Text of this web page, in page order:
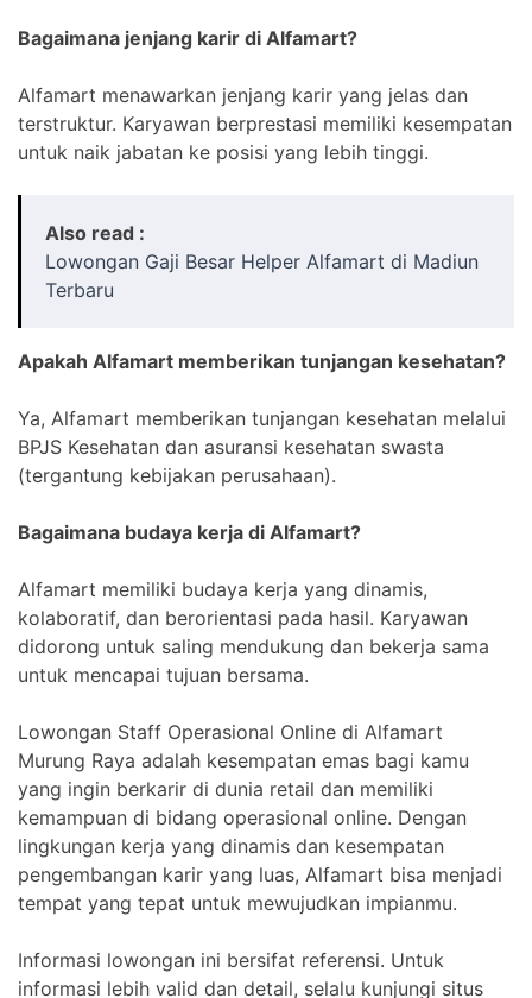
Bagaimana jenjang karir di Alfamart?
Alfamart menawarkan jenjang karir yang jelas dan
terstruktur. Karyawan berprestasi memiliki kesempatan
untuk naik jabatan ke posisi yang lebih tinggi.
Also read :
Lowongan Gaji Besar Helper Alfamart di Madiun
Terbaru
Apakah Alfamart memberikan tunjangan kesehatan?
Ya, Alfamart memberikan tunjangan kesehatan melalui
BPJS Kesehatan dan asuransi kesehatan swasta
(tergantung kebijakan perusahaan).
Bagaimana budaya kerja di Alfamart?
Alfamart memiliki budaya kerja yang dinamis,
kolaboratif, dan berorientasi pada hasil. Karyawan
didorong untuk saling mendukung dan bekerja sama
untuk mencapai tujuan bersama.
Lowongan Staff Operasional Online di Alfamart
Murung Raya adalah kesempatan emas bagi kamu
yang ingin berkarir di dunia retail dan memiliki
kemampuan di bidang operasional online. Dengan
lingkungan kerja yang dinamis dan kesempatan
pengembangan karir yang luas, Alfamart bisa menjadi
tempat yang tepat untuk mewujudkan impianmu.
Informasi lowongan ini bersifat referensi. Untuk
informasi lebih valid dan detail, selalu kunjungi situs